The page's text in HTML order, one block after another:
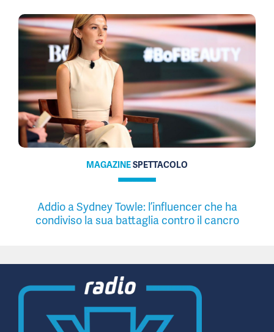
MAGAZINESPETTACOLO
Addio a Sydney Towle: l’influencer che ha
condiviso la sua battaglia contro il cancro